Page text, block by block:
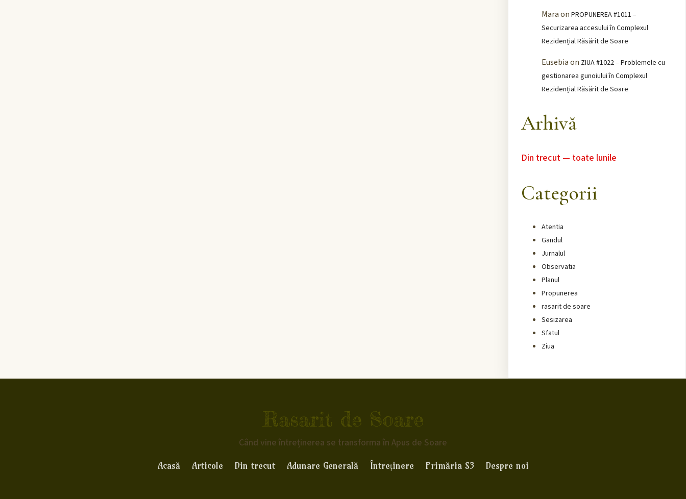
Maraon PROPUNEREA #1011 –
Securizarea accesului în Complexul
Rezidențial Răsărit de Soare
Eusebiaon ZIUA #1022 – Problemele cu
gestionarea gunoiului în Complexul
Rezidențial Răsărit de Soare
Arhivă
Din trecut — toate lunile
Categorii
Atentia
Gandul
Jurnalul
Observatia
Planul
Propunerea
rasarit de soare
Sesizarea
Sfatul
Ziua
Rasarit de Soare
Când vine întreținerea se transforma în Apus de Soare
Acasă Articole Din trecut Adunare Generală Întreținere Primăria S3 Despre noi